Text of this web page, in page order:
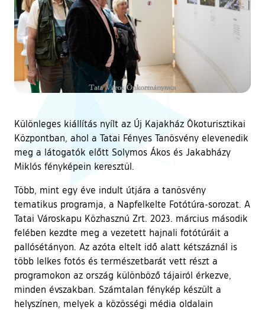
Különleges kiállítás nyílt az Új Kajakház Ökoturisztikai
Központban, ahol a Tatai Fényes Tanösvény elevenedik
meg a látogatók előtt Solymos Ákos és Jakabházy
Miklós fényképein keresztül.
Több, mint egy éve indult útjára a tanösvény
tematikus programja, a Napfelkelte Fotótúra-sorozat. A
Tatai Városkapu Közhasznú Zrt. 2023. március második
felében kezdte meg a vezetett hajnali fotótúráit a
pallósétányon. Az azóta eltelt idő alatt kétszáznál is
több lelkes fotós és természetbarát vett részt a
programokon az ország különböző tájairól érkezve,
minden évszakban. Számtalan fénykép készült a
helyszínen, melyek a közösségi média oldalain